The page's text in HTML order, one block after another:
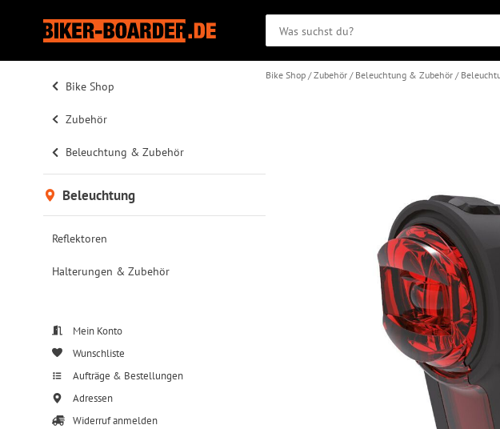
Bike Shop
Zubehör
Beleuchtung & Zubehör
Beleuchtung
Reflektoren
Halterungen & Zubehör
Mein Konto
Wunschliste
Aufträge & Bestellungen
Adressen
Widerruf anmelden
Bike Shop Zubehör Beleuchtung & Zubehör